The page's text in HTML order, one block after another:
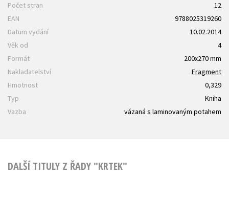
Počet stran
12
EAN
9788025319260
Datum vydání
10.02.2014
Věk od
4
Formát
200x270 mm
Nakladatelství
Fragment
Hmotnost
0,329
Typ
Kniha
Vazba
vázaná s laminovaným potahem
DALŠÍ TITULY Z ŘADY "KRTEK"